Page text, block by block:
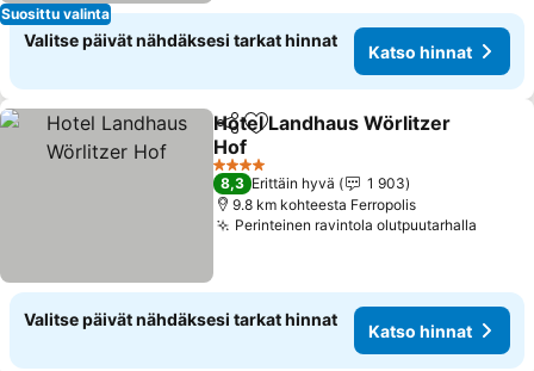
Suosittu valinta
Valitse päivät nähdäksesi tarkat hinnat
Katso hinnat
Jaa Lisää suosikkeihin
Hotel Landhaus Wörlitzer
Hof
Katso hinnat
4 Tähtiluokitus
8,3 Erittäin hyvä
1 903
9.8 km kohteesta Ferropolis
Perinteinen ravintola olutpuutarhalla
Valitse päivät nähdäksesi tarkat hinnat
Katso hinnat